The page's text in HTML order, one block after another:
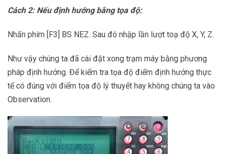
Cách 2: Nếu định hướng bằng tọa độ:
Nhấn phím [F3] BS NEZ. Sau đó nhập lần lượt toạ độ X, Y, Z.
Như vậy chúng ta đã cài đặt xong trạm máy bằng phương
pháp định hướng. Để kiểm tra tọa độ điểm định hướng thực
tế có đúng với điểm tọa độ lý thuyết hay không chúng ta vào
Observation.